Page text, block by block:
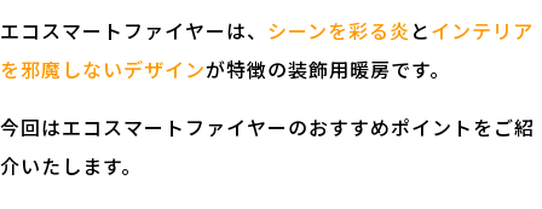
エコスマートファイヤーは、 シーンを彩る炎 とインテリア
を邪魔しないデザインが特徴の装飾用暖房です。
今回はエコスマートファイヤーのおすすめポイントをご紹
介いたします。